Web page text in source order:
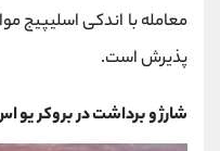
معامله با اندکی اسلیپیج
پذیرش است.
شارژ و برداشت در بروکر